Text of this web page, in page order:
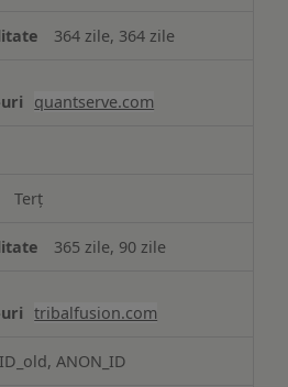
364 zile, 364 zile
quantserve.com
Terț
365 zile, 90 zile
tribalfusion.com
ANON_ID